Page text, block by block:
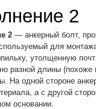
2
2 — анкерный болт,
для
утолщенную
разной длины
На одной стороне
а с другой
основании.